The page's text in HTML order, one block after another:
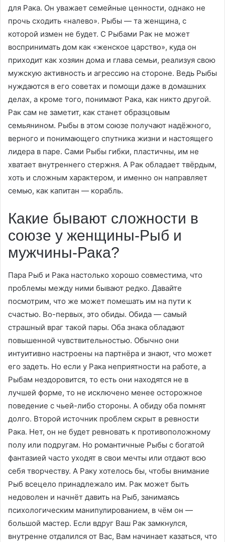
для Рака. Он уважает семейные ценности, однако не
прочь сходить «налево». Рыбы — та женщина, с
которой измен не будет. С Рыбами Рак не может
воспринимать дом как «женское царство», куда он
приходит как хозяин дома и глава семьи, реализуя свою
мужскую активность и агрессию на стороне. Ведь Рыбы
нуждаются в его советах и помощи даже в домашних
делах, а кроме того, понимают Рака, как никто другой.
Рак сам не заметит, как станет образцовым
семьянином. Рыбы в этом союзе получают надёжного,
верного и понимающего спутника жизни и настоящего
лидера в паре. Сами Рыбы гибки, пластичны, им не
хватает внутреннего стержня. А Рак обладает твёрдым,
хоть и сложным характером, и именно он направляет
семью, как капитан — корабль.
Какие бывают сложности в
союзе у женщины-Рыб и
мужчины-Рака?
Пара Рыб и Рака настолько хорошо совместима, что
проблемы между ними бывают редко. Давайте
посмотрим, что же может помешать им на пути к
счастью. Во-первых, это обиды. Обида — самый
страшный враг такой пары. Оба знака обладают
повышенной чувствительностью. Обычно они
интуитивно настроены на партнёра и знают, что может
его задеть. Но если у Рака неприятности на работе, а
Рыбам нездоровится, то есть они находятся не в
лучшей форме, то не исключено менее осторожное
поведение с чьей-либо стороны. А обиду оба помнят
долго. Второй источник проблем скрыт в ревности
Рака. Нет, он не будет ревновать к противоположному
полу или подругам. Но романтичные Рыбы с богатой
фантазией часто уходят в свои мечты или отдают всю
себя творчеству. А Раку хотелось бы, чтобы внимание
Рыб всецело принадлежало им. Рак может быть
недоволен и начнёт давить на Рыб, занимаясь
психологическим манипулированием, в чём он —
большой мастер. Если вдруг Ваш Рак замкнулся,
внутренне отдалился от Вас, Вам начинает казаться, что